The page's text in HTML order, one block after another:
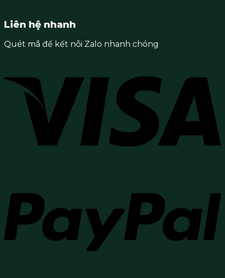
Liên hệ nhanh
Quét mã để kết nỗi Zalo nhanh chóng